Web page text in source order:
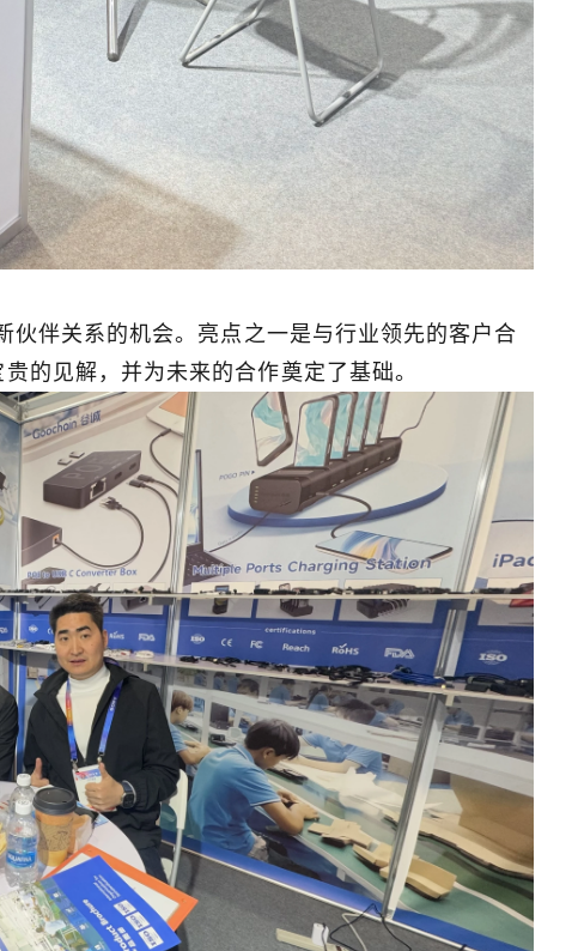
平板电脑和读卡器。 通用的安全POS立场 - 稳
定，符合人体工程学和盗窃。 壁挂式POS平板
电脑支架 - 节省空间，是自助服务亭的理想选
择。 作为POS摊位制造商和供应商，我们提供
OEM和ODM自定义和工厂定向定价。立即与
我们联系，以找到最适合您的公司的POS
Mount！
伴关系的机会。亮点之一是与行业领先的客户合
的见解，并为未来的合作奠定了基础。